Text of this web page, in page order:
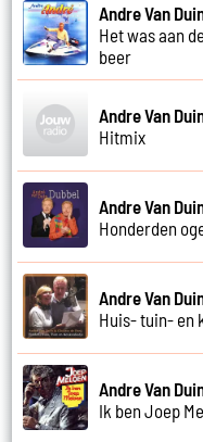
Andre Van
Het was aan
beer
Andre Van
Hitmix
Andre Van
Honderden
Andre Van
Huis- tuin- en
Andre Van
Ik ben Joep